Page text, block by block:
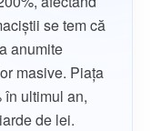
se tem că
anumite
masive. Piața
în ultimul an,
de lei.